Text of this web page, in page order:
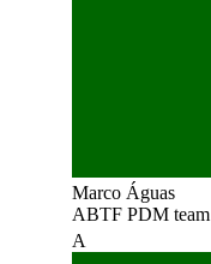
Marco Águas
ABTF PDM team
A